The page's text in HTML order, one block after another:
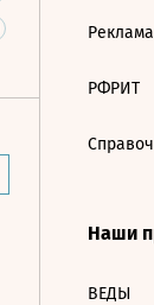
Реклама
РФРИТ
Наши
ВЕДЫ